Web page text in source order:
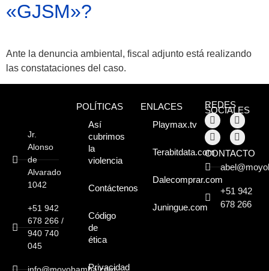
Atractivos
Moyobamba, está
lleno de atractivos
sorprendentes,
¡Descúbrelos!
«GJSM»?
Ante la denuncia ambiental, fiscal adjunto está realizando
las constataciones del caso.
Jr.
Alonso
de
Alvarado
1042
+51 942
678 266 /
940 740
045
POLÍTICAS
Así
cubrimos
la
violencia
Contáctenos
Código
de
ética
Privacidad
ENLACES
Playmax.tv
Terabitdata.com
Dalecomprar.com
Juningue.com
REDES
SOCIALES
CONTACTO
+51 942
678 266